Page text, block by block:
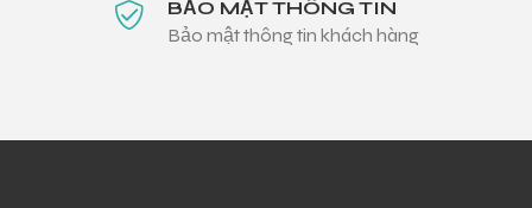
BẢO MẬT THÔNG TIN
Bảo mật thông tin khách hàng